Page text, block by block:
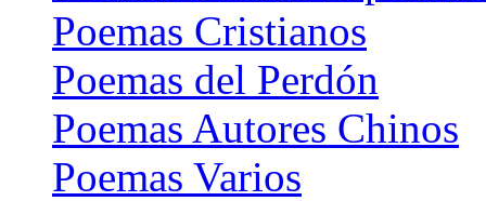
Poemas Cristianos
Poemas del Perdón
Poemas Autores Chinos
Poemas Varios